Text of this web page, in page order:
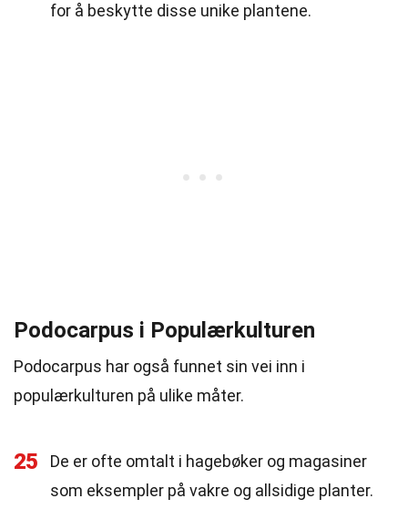
for å beskytte disse unike plantene.
Podocarpus i Populærkulturen
Podocarpus har også funnet sin vei inn i
populærkulturen på ulike måter.
25
De er ofte omtalt i hagebøker og magasiner
som eksempler på vakre og allsidige planter.